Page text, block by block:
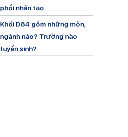
phổi nhân tạo
Khối D84 gồm những môn,
ngành nào? Trường nào
tuyển sinh?